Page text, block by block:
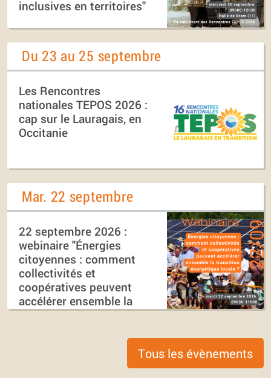
inclusives en territoires"
Du 23 au 25 septembre
Les Rencontres
nationales TEPOS 2026 :
cap sur le Lauragais, en
Occitanie
Mar. 22 septembre
22 septembre 2026 :
webinaire "Énergies
citoyennes : comment
collectivités et
coopératives peuvent
accélérer ensemble la
transition énergétique
Tous les évènements